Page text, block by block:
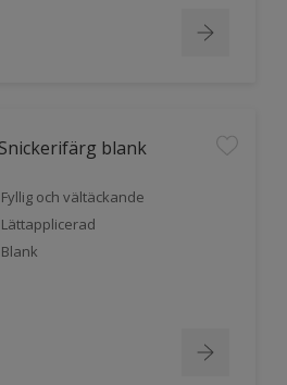
blank
Fyllig och vältäckande
Lättapplicerad
Blank